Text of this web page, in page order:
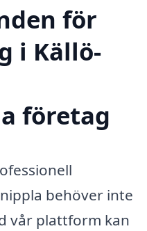
för
i Källö-
företag
behöver inte
vår plattform kan